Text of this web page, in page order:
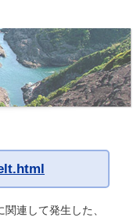
連して発生した、